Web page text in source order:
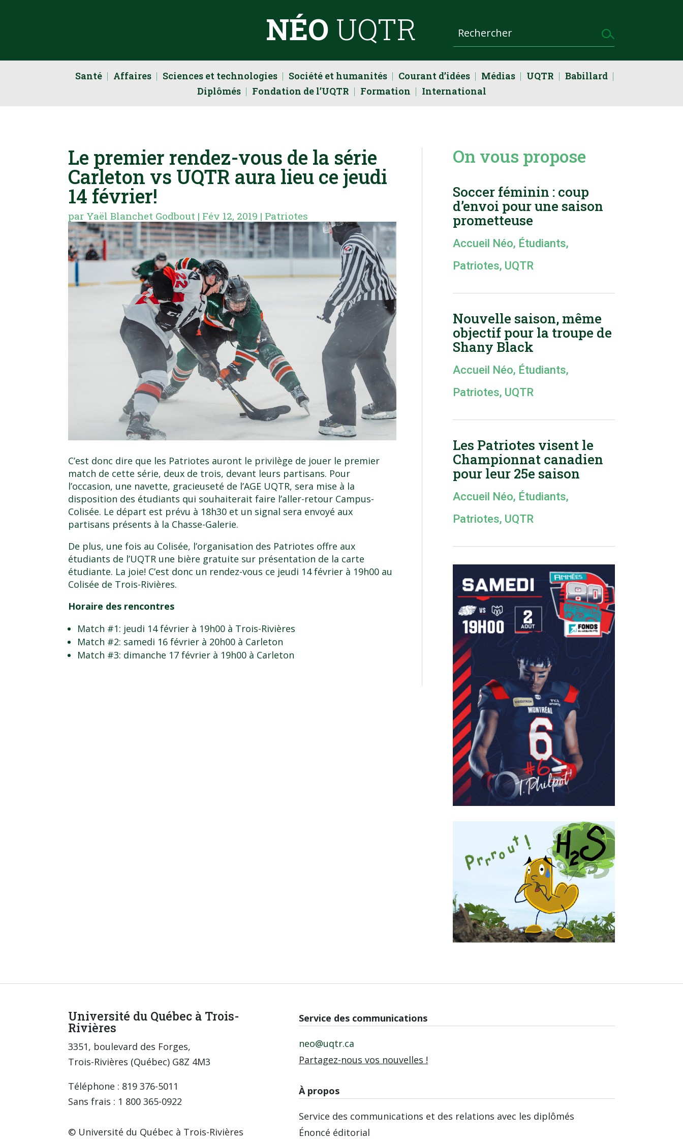
NÉO UQTR
Santé Affaires Sciences et technologies Société et humanités Courant d’idées Médias UQTR
Babillard
Diplômés
Fondation de l’UQTR Formation International
Le premier rendez-vous de la série
Carleton vs UQTR aura lieu ce jeudi
14 février!
par Yaël Blanchet Godbout | Fév 12, 2019 | Patriotes
C’est donc dire que les Patriotes auront le privilège de jouer le premier
match de cette série, deux de trois, devant leurs partisans. Pour
l’occasion, une navette, gracieuseté de l’AGE UQTR, sera mise à la
disposition des étudiants qui souhaiterait faire l’aller-retour Campus-
Colisée. Le départ est prévu à 18h30 et un signal sera envoyé aux
partisans présents à la Chasse-Galerie.
De plus, une fois au Colisée, l’organisation des Patriotes offre aux
étudiants de l’UQTR une bière gratuite sur présentation de la carte
étudiante. La joie! C’est donc un rendez-vous ce jeudi 14 février à 19h00 au
Colisée de Trois-Rivières.
Horaire des rencontres
Match #1: jeudi 14 février à 19h00 à Trois-Rivières
Match #2: samedi 16 février à 20h00 à Carleton
Match #3: dimanche 17 février à 19h00 à Carleton
On vous propose
Soccer féminin : coup
d’envoi pour une saison
prometteuse
Accueil Néo, Étudiants,
Patriotes, UQTR
Nouvelle saison, même
objectif pour la troupe de
Shany Black
Accueil Néo, Étudiants,
Patriotes, UQTR
Les Patriotes visent le
Championnat canadien
pour leur 25e saison
Accueil Néo, Étudiants,
Patriotes, UQTR
Université du Québec à Trois-
Rivières
3351, boulevard des Forges,
Trois-Rivières (Québec) G8Z 4M3
Téléphone : 819 376-5011
Sans frais : 1 800 365-0922
© Université du Québec à Trois-Rivières
Service des communications
neo@uqtr.ca
Partagez-nous vos nouvelles !
À propos
Service des communications et des relations avec les diplômés
Énoncé éditorial